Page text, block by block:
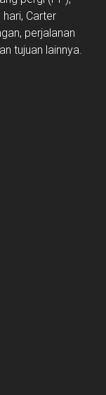
Carter
perjalanan
tujuan lainnya.